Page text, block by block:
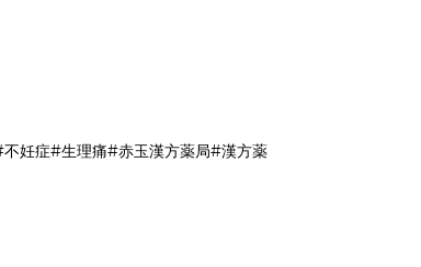
妊症#生理痛#赤玉漢方薬局#漢方薬